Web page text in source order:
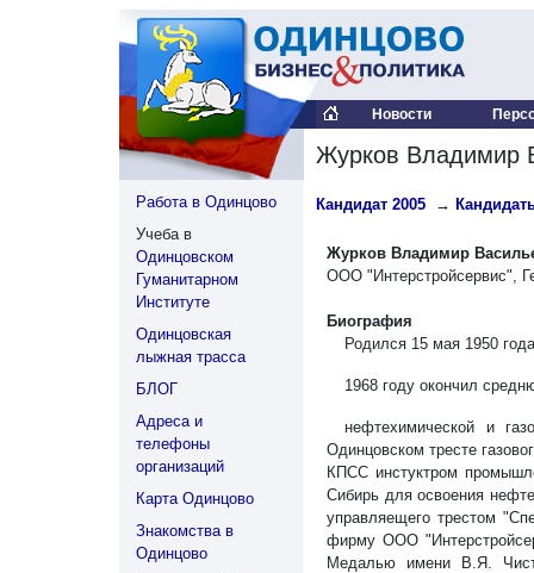
Новости
Работа в Одинцово
Учеба в
Одинцовском
Гуманитарном
Институте
Одинцовская
лыжная трасса
БЛОГ
Адреса и
телефоны
организаций
Карта Одинцово
Знакомства в
Одинцово
Журков Владимир
Кандидат 2005 →
Журков Владимир
ООО "Интерстройсервис",
Биография
Родился 15 мая 1950
1968 году окончил
нефтехимической и
Одинцовском тресте
КПСС инстуктром
Сибирь для освоения
управляещего трестом
фирму ООО
Медалью имени В.Я.